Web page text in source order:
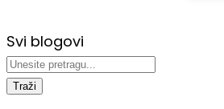
Svi blogovi
Traži